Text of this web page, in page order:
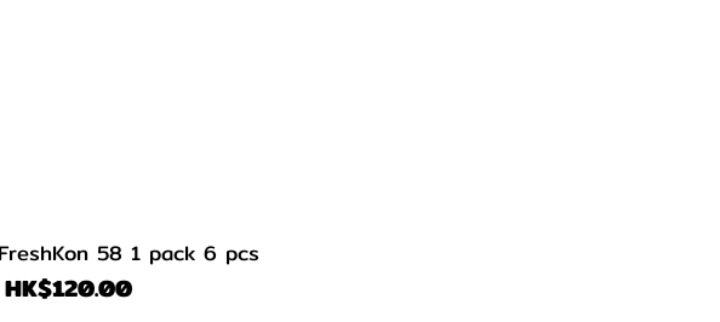
【Monthly】FreshKon 58 1 pack 6 pcs
HK$120.00